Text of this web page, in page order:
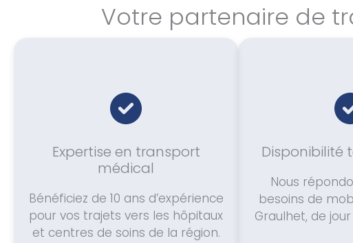
Votre partenaire de
Expertise en transport
médical
Bénéficiez de 10 ans d’expérience
pour vos trajets vers les hôpitaux
et centres de soins de la région.
Disponibilité
Nous
besoins de
Graulhet, de